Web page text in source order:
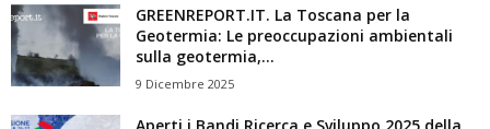
GREENREPORT.IT. La Toscana per la
Geotermia: Le preoccupazioni ambientali
sulla geotermia,...
9 Dicembre 2025